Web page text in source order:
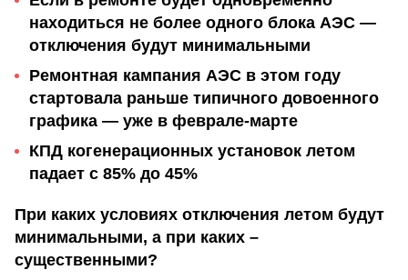
находиться не более одного блока АЭС —
отключения будут минимальными
Ремонтная кампания АЭС в этом году
стартовала раньше типичного довоенного
графика — уже в феврале-марте
КПД когенерационных установок летом
падает с 85% до 45%
При каких условиях отключения летом будут
минимальными, а при каких –
существенными?